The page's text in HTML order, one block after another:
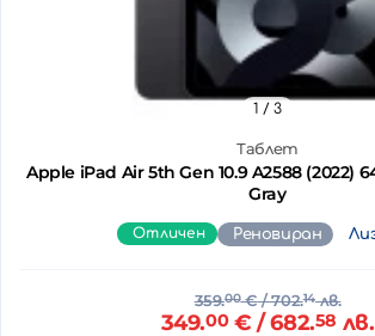
Таблет
Apple iPad Air 5th Gen 10.9 A2588 (2022)
Gray
1 / 3
Отличен Реновиран
359.00€/ 702.14лв.
349.00€ / 682.58 лв.